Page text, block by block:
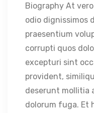
Biography At
odio dignissimos
praesentium
corrupti quos
excepturi sint
provident,
deserunt mollitia
dolorum fuga. Et